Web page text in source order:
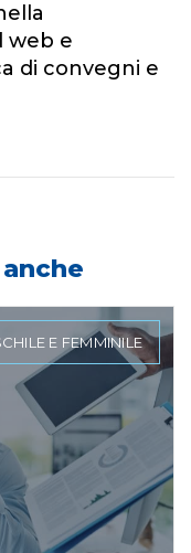
web e
di convegni e
E FEMMINILE